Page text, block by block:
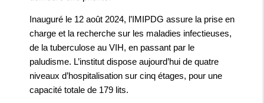
Inauguré le 12 août 2024, l’IMIPDG assure la prise en
charge et la recherche sur les maladies infectieuses,
de la tuberculose au VIH, en passant par le
paludisme. L’institut dispose aujourd’hui de quatre
niveaux d’hospitalisation sur cinq étages, pour une
capacité totale de 179 lits.